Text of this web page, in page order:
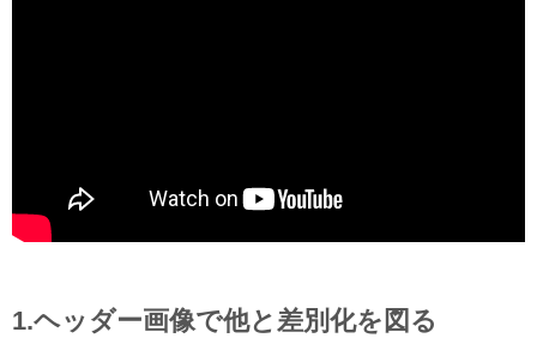
1.ヘッダー画像で他と差別化を図る